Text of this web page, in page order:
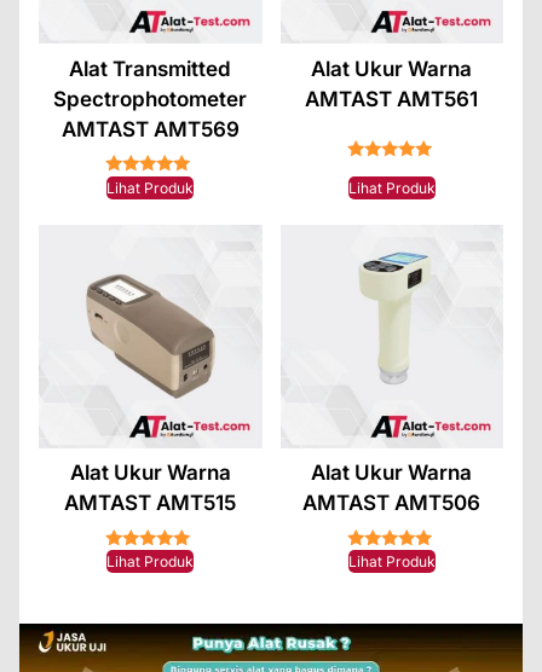
Alat Transmitted
Spectrophotometer
AMTAST AMT569
★★★★★
Lihat Produk
Alat Ukur Warna
AMTAST AMT561
Lihat Produk
Alat Ukur Warna
AMTAST AMT515
★★★★★
Lihat Produk
Alat Ukur Warna
AMTAST AMT506
★★★★★
Lihat Produk